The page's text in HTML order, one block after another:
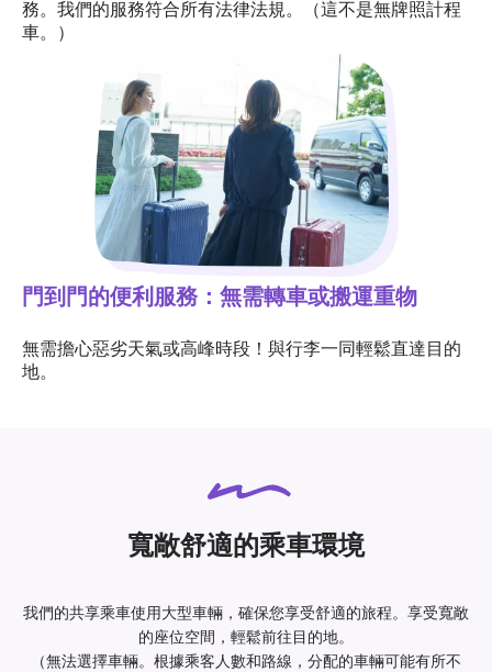
務。我們的服務符合所有法律法規。（這不是無牌照計程
車。）
門到門的便利服務：無需轉車或搬運重物
無需擔心惡劣天氣或高峰時段！與行李一同輕鬆直達目的
地。
寬敞舒適的乘車環境
我們的共享乘車使用大型車輛，確保您享受舒適的旅程。享受寬敞
的座位空間，輕鬆前往目的地。
（無法選擇車輛。根據乘客人數和路線，分配的車輛可能有所不